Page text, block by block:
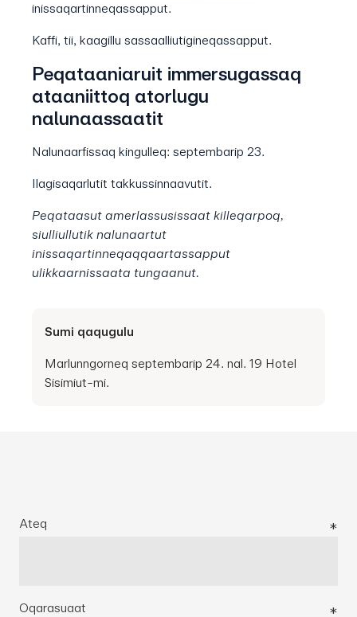
inissaqartinneqassapput.
Kaffi, tii, kaagillu sassaalliutigineqassapput.
Peqataaniaruit immersugassaq
ataaniittoq atorlugu
nalunaassaatit
Nalunaarfissaq kingulleq: septembarip 23.
Ilagisaqarlutit takkussinnaavutit.
Peqataasut amerlassusissaat killeqarpoq,
siulliullutik nalunaartut
inissaqartinneqaqqaartassapput
ulikkaarnissaata tungaanut.
Sumi qaqugulu
Marlunngorneq septembarip 24. nal. 19 Hotel
Sisimiut-mi.
Ateq
Oqarasuaat